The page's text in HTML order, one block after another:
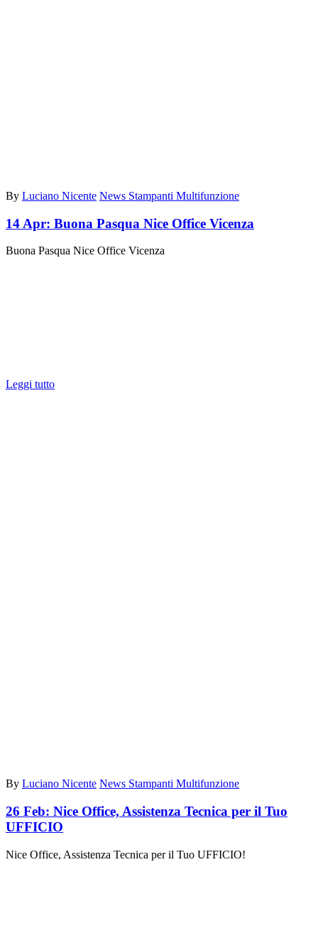
By Luciano Nicente News Stampanti Multifunzione
14 Apr: Buona Pasqua Nice Office Vicenza
Buona Pasqua Nice Office Vicenza
Leggi tutto
By Luciano Nicente News Stampanti Multifunzione
26 Feb: Nice Office, Assistenza Tecnica per il Tuo
UFFICIO
Nice Office, Assistenza Tecnica per il Tuo UFFICIO!